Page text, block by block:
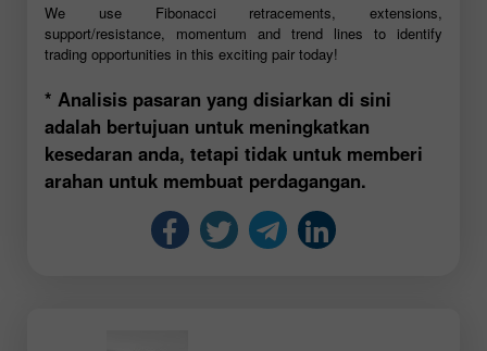
We use Fibonacci retracements, extensions,
support/resistance, momentum and trend lines to identify
trading opportunities in this exciting pair today!
* Analisis pasaran yang disiarkan di sini
adalah bertujuan untuk meningkatkan
kesedaran anda, tetapi tidak untuk memberi
arahan untuk membuat perdagangan.